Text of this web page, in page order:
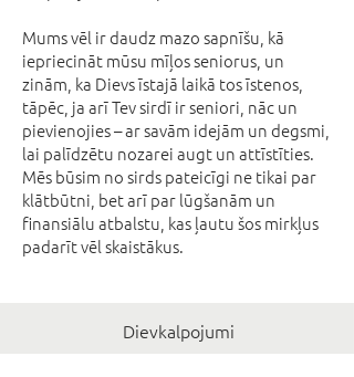
Mums vēl ir daudz mazo sapnīšu, kā
iepriecināt mūsu mīļos seniorus, un
zinām, ka Dievs īstajā laikā tos īstenos,
tāpēc, ja arī Tev sirdī ir seniori, nāc un
pievienojies – ar savām idejām un degsmi,
lai palīdzētu nozarei augt un attīstīties.
Mēs būsim no sirds pateicīgi ne tikai par
klātbūtni, bet arī par lūgšanām un
finansiālu atbalstu, kas ļautu šos mirkļus
padarīt vēl skaistākus.
Dievkalpojumi